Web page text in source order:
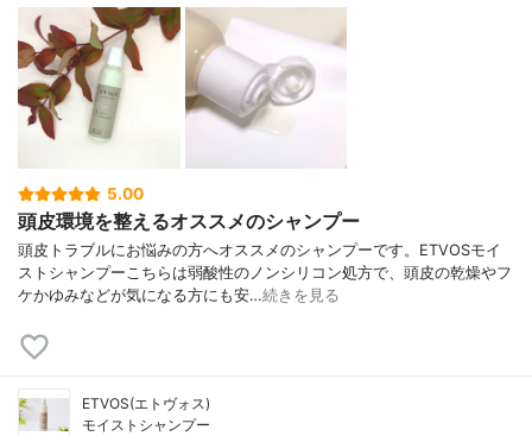
5.00
頭皮環境を整えるオススメのシャンプー
頭皮トラブルにお悩みの方へオススメのシャンプーです。ETVOSモイ
ストシャンプーこちらは弱酸性のノンシリコン処方で、頭皮の乾燥やフ
ケかゆみなどが気になる方にも安…続きを見る
ETVOS(エトヴォス)
モイストシャンプー